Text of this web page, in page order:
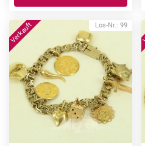
Los-Nr.: 99